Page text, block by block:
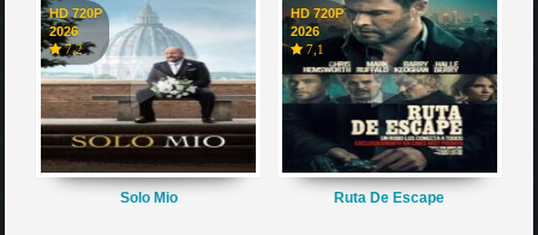
HD 720P
2026
7,2
Solo Mio
HD 720P
2026
7,1
Ruta De Escape